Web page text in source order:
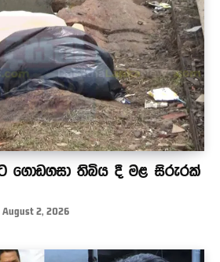
ගොඩගසා තිබිය දී මළ සිරුරක්
August 2, 2026